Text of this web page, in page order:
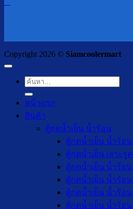
Copyright 2026 © Siamcoolermart
ค้นหา:
หน้าแรก
สินค้า
ตู้กดน้ำเย็น น้ำร้อน
ตู้กดน้ำเย็น น้ำร้อ
ตู้กดน้ำเย็น เจาะรู
ตู้กดน้ำเย็น น้ำร้อน
ตู้กดน้ำเย็น น้ำร้อ
ตู้กดน้ำเย็น น้ำร้อ
ตู้กดน้ำเย็น น้ำร้อ